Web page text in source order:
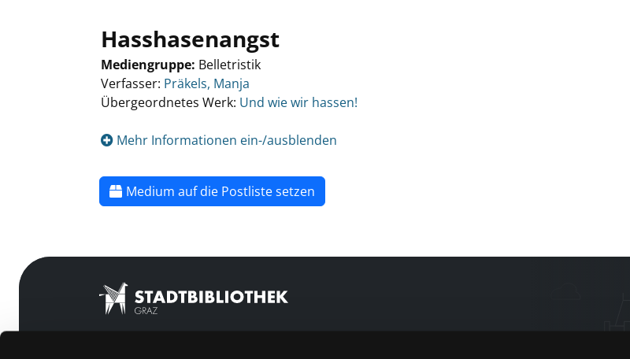
Hasshasenangst
Mediengruppe: Belletristik
Verfasser: Präkels, Manja
Übergeordnetes Werk: Und wie wir hassen!
Mehr Informationen ein-/ausblenden
Medium auf die Postliste setzen